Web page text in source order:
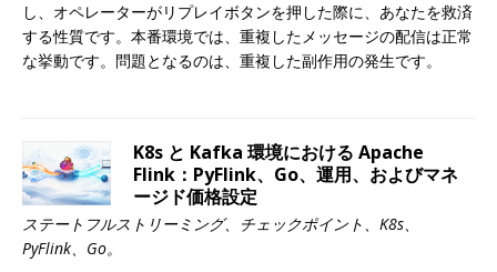
し、オペレーターがリプレイボタンを押した際に、あなたを救済
する性質です。本番環境では、重複したメッセージの配信は正常
な挙動です。問題となるのは、重複した副作用の発生です。
K8s と Kafka 環境における Apache
Flink：PyFlink、Go、運用、およびマネ
ージド価格設定
ステートフルストリーミング、チェックポイント、K8s、
PyFlink、Go。